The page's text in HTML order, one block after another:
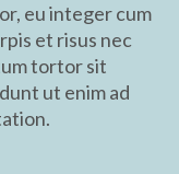
eu integer cum
et risus nec
tortor sit
ut enim ad